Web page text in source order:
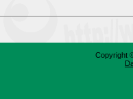
Copyright